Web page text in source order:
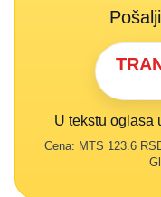
U tekstu oglasa
Cena: MTS 123.6